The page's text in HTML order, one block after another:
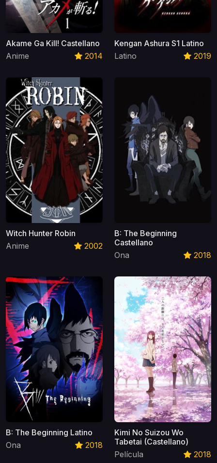
Akame Ga Kill! Castellano
Anime
2014
Kengan Ashura S1 Latino
Latino
2019
Witch Hunter Robin
Anime
2002
B: The Beginning
Castellano
Ona
2018
B: The Beginning Latino
Ona
2018
Kimi No Suizou Wo
Tabetai (Castellano)
Película
2018